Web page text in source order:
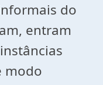
do
entram
modo